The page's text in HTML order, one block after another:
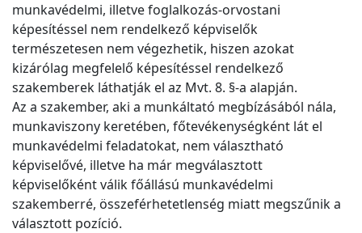
munkavédelmi, illetve foglalkozás-orvostani
képesítéssel nem rendelkező képviselők
természetesen nem végezhetik, hiszen azokat
kizárólag megfelelő képesítéssel rendelkező
szakemberek láthatják el az Mvt. 8. §-a alapján.
Az a szakember, aki a munkáltató megbízásából nála,
munkaviszony keretében, főtevékenységként lát el
munkavédelmi feladatokat, nem választható
képviselővé, illetve ha már megválasztott
képviselőként válik főállású munkavédelmi
szakemberré, összeférhetetlenség miatt megszűnik a
választott pozíció.